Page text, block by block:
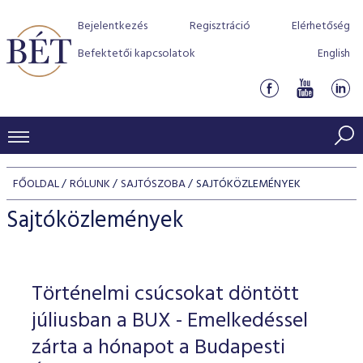
Bejelentkezés Regisztráció
Elérhetőség
Befektetői kapcsolatok
English
KERESKEDÉSI ADATOK
INDEXEK
Jelzáloglevél indexek
Vállalati kötvény indexek
Azonnali Piac
Részvények
Származékos piac
BEFEKTETŐK
Részvény szekció
Hitelpapír szekció
BÉT szabályzatok
Befektetővédelem
Alkalmazott díjstruktúra
Elszámolás
Részvény és vállalati kötvény tőzsdei bevezetését
program
BÉT Xtend - Részvénypiac egyszerűen
TŐZSDETAGOK
Tőzsdetagok, üzletkötők
VENDOROK
FŐOLDAL RÓLUNK SAJTÓSZOBA SAJTÓKÖZLEMÉNYEK
Sajtóközlemények
Történelmi csúcsokat döntött
júliusban a BUX - Emelkedéssel
zárta a hónapot a Budapesti